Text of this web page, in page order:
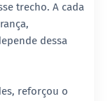
trecho. A cada
dessa
reforçou o